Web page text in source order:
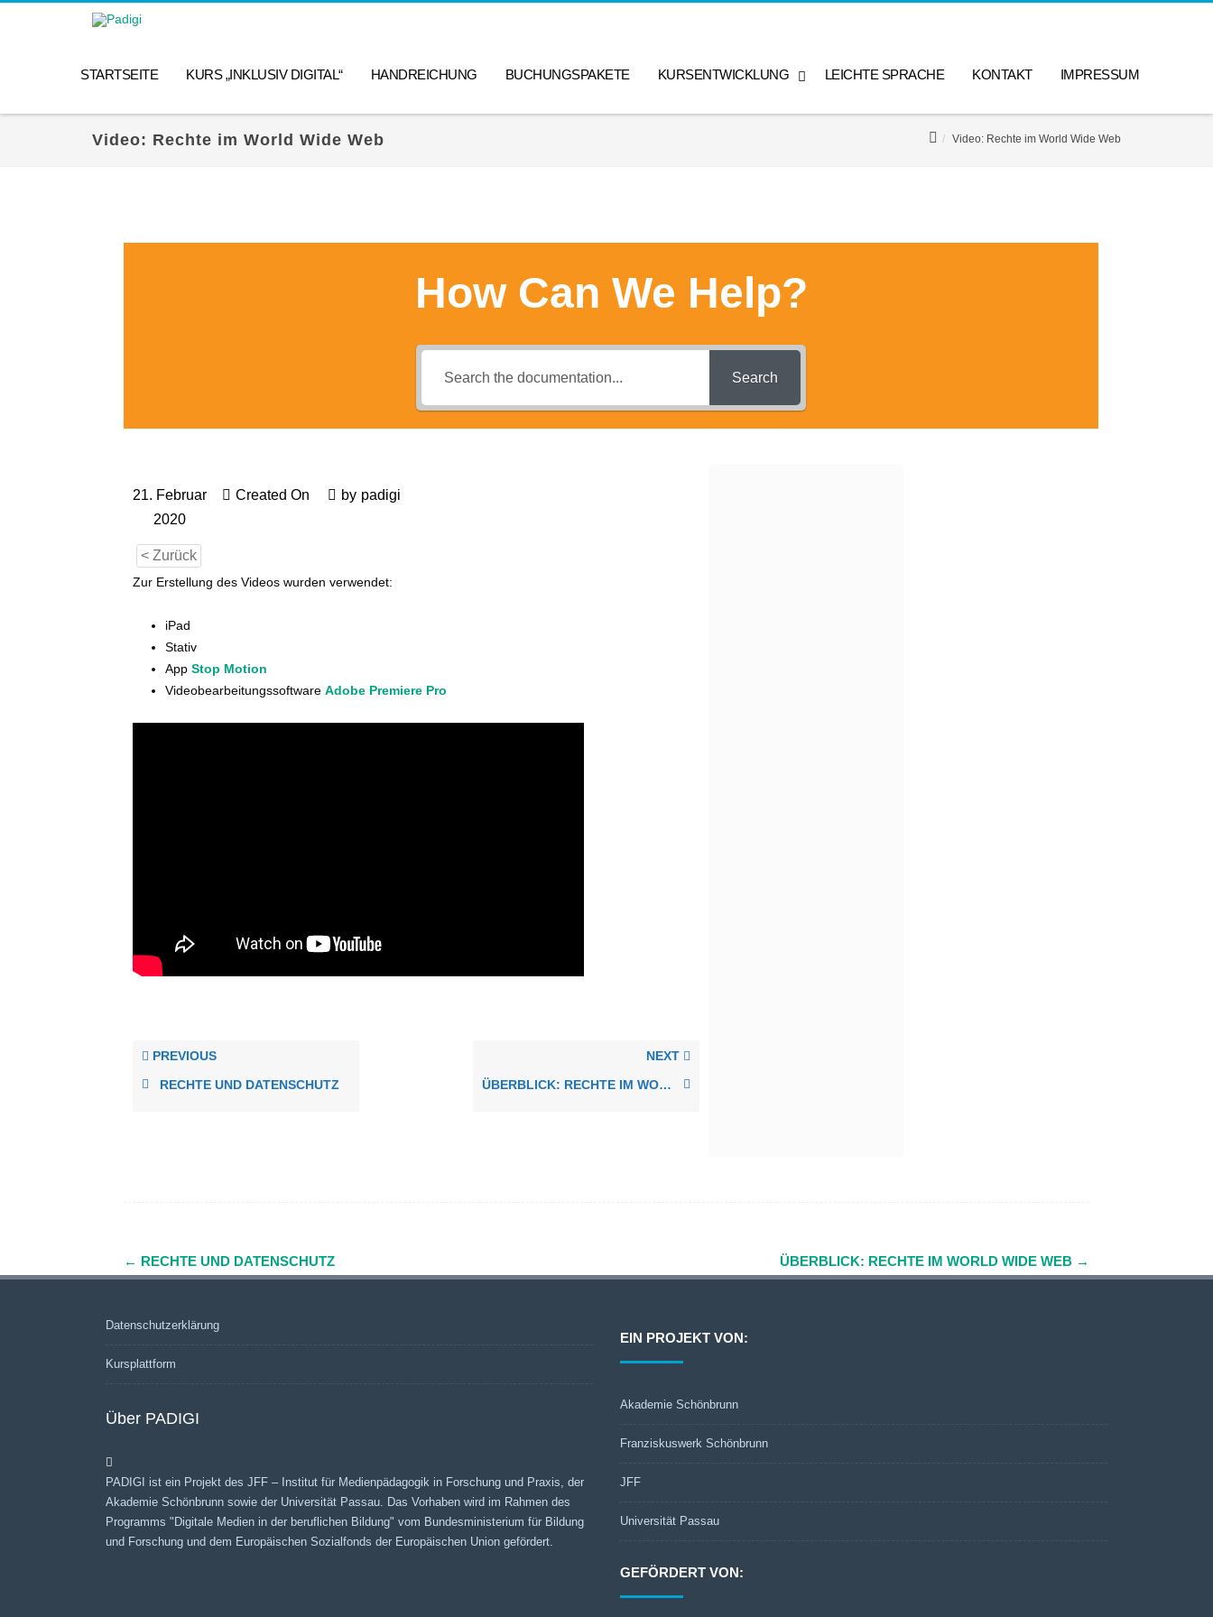
STARTSEITE KURS „INKLUSIV DIGITAL“ HANDREICHUNG BUCHUNGSPAKETE KURSENTWICKLUNG LEICHTE SPRACHE KONTAKT IMPRESSUM
Video: Rechte im World Wide Web Video: Rechte im World Wide Web
How Can We Help?
Search
Created On
21. Februar
2020
by padigi
< Zurück
Zur Erstellung des Videos wurden verwendet:
iPad
Stativ
App Stop Motion
Videobearbeitungssoftware Adobe Premiere Pro
PREVIOUS
RECHTE UND DATENSCHUTZ
NEXT
ÜBERBLICK: RECHTE IM WORLD WIDE WEB
Navigation
← RECHTE UND DATENSCHUTZ ÜBERBLICK: RECHTE IM WORLD WIDE WEB →
Datenschutzerklärung
Kursplattform
Über PADIGI
PADIGI ist ein Projekt des JFF – Institut für Medienpädagogik in Forschung und Praxis, der
Akademie Schönbrunn sowie der Universität Passau. Das Vorhaben wird im Rahmen des
Programms "Digitale Medien in der beruflichen Bildung" vom Bundesministerium für Bildung
und Forschung und dem Europäischen Sozialfonds der Europäischen Union gefördert.
EIN PROJEKT VON:
Akademie Schönbrunn
Franziskuswerk Schönbrunn
JFF
Universität Passau
GEFÖRDERT VON: